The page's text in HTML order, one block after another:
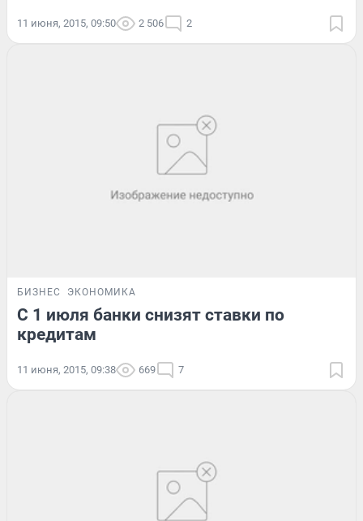
11 июня, 2015, 09:50 2 506 2
БИЗНЕС ЭКОНОМИКА
С 1 июля банки снизят ставки по
кредитам
11 июня, 2015, 09:38 669 7